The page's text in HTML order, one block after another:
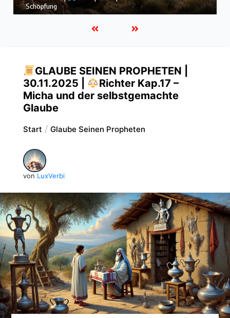
dem Sturm
GLAUBE SEINEN PROPHETEN |
30.11.2025 |
Richter Kap.17 –
Micha und der selbstgemachte
Glaube
Start Glaube Seinen Propheten
von LuxVerbi